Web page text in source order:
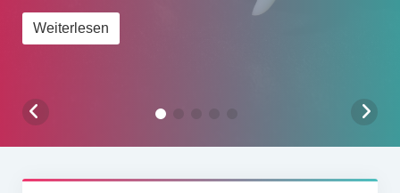
Weiterlesen
Weiterlesen